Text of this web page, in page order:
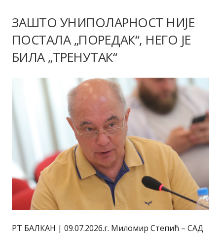
ЗАШТО УНИПОЛАРНОСТ НИЈЕ
ПОСТАЛА „ПОРЕДАК“, НЕГО ЈЕ
БИЛА „ТРЕНУТАК“
РТ БАЛКАН | 09.07.2026.г. Миломир Степић – САД